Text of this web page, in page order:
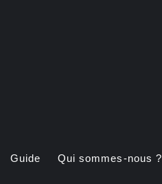
Guide Qui sommes-nous ?